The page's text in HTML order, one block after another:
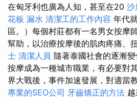
在匈牙利也廣為人知，甚至在20 沙
花板 漏水 清潔工的工作內容 年代
區。）每個村莊都有一名男女按摩
幫助，以治療按摩後的肌肉疼痛、
士 清潔人員 隨著泰國社會的逐漸
按摩成為一種城市職業，有必要對
界大戰後，事件加速發展，對適當
專業的SEO公司 牙齒矯正的方法